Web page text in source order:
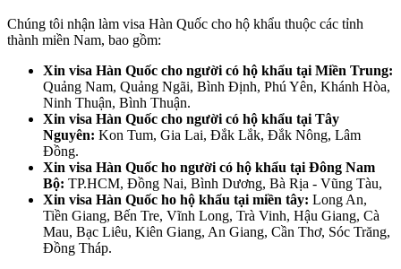
Chúng tôi nhận làm visa Hàn Quốc cho hộ khẩu thuộc các tỉnh
thành miền Nam, bao gồm:
Xin visa Hàn Quốc cho người có hộ khẩu tại Miền Trung:
Quảng Nam, Quảng Ngãi, Bình Định, Phú Yên, Khánh Hòa,
Ninh Thuận, Bình Thuận.
Xin visa Hàn Quốc cho người có hộ khẩu tại Tây
Nguyên: Kon Tum, Gia Lai, Đắk Lắk, Đắk Nông, Lâm
Đồng.
Xin visa Hàn Quốc ho người có hộ khẩu tại Đông Nam
Bộ: TP.HCM, Đồng Nai, Bình Dương, Bà Rịa - Vũng Tàu,
Xin visa Hàn Quốc ho hộ khẩu tại miền tây: Long An,
Tiền Giang, Bến Tre, Vĩnh Long, Trà Vinh, Hậu Giang, Cà
Mau, Bạc Liêu, Kiên Giang, An Giang, Cần Thơ, Sóc Trăng,
Đồng Tháp.